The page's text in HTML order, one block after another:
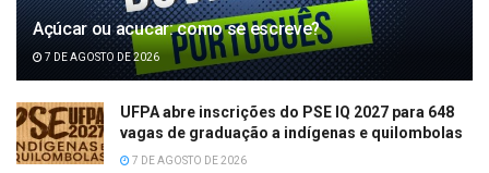
Açúcar ou acucar: como se escreve?
7 DE AGOSTO DE 2026
UFPA abre inscrições do PSE IQ 2027 para 648
vagas de graduação a indígenas e quilombolas
7 DE AGOSTO DE 2026